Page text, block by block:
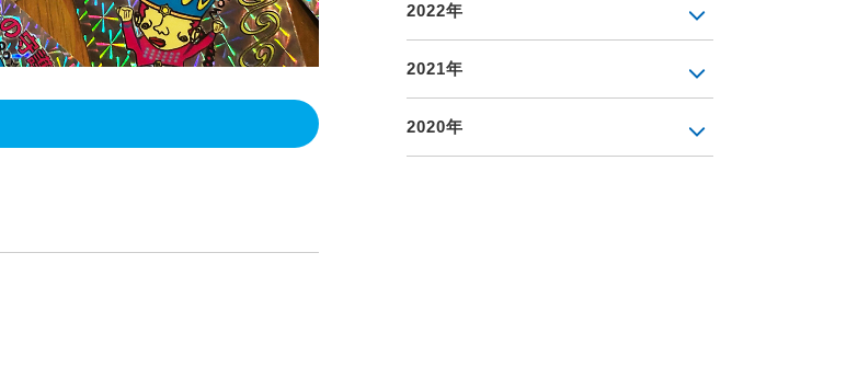
2022年
2021年
2020年